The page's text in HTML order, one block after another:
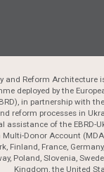
and Reform Architecture
deployed by the
in partnership with
reform processes in
assistance of the EBRD-
Multi-Donor Account
Finland, France,
Poland, Slovenia,
Kingdom, the United